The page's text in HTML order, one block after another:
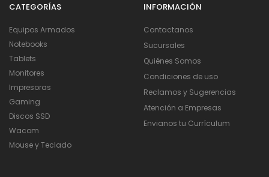
CATEGORÍAS
Equipos Armados
Notebooks
Tablets
Monitores
Impresoras
Gaming
Discos SSD
Wacom
Mouse y Teclado
INFORMACIÓN
Contactanos
Sucursales
Quiénes Somos
Condiciones de uso
Reclamos y Sugerencias
Atención a Empresas
Envianos tu Currículum